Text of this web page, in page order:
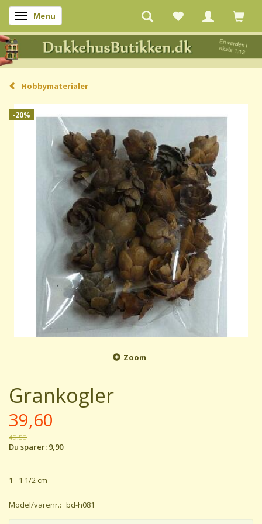
Skifte navigation
Menu
Hobbymaterialer
-20%
Zoom
Grankogler
39,60
49,50
Du sparer: 9,90
1 - 1 1/2 cm
Model/varenr.: bd-h081